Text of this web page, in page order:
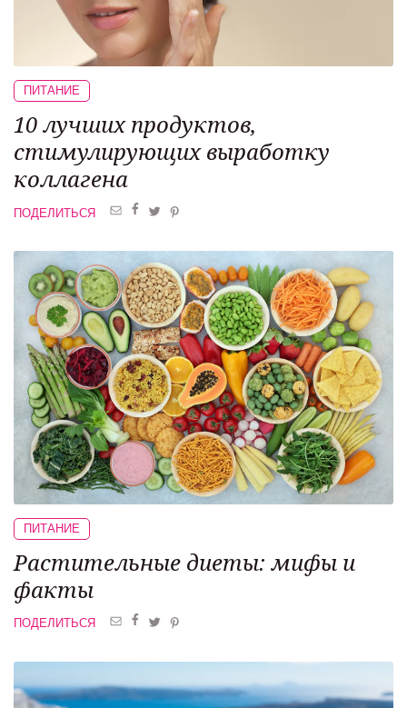
ПИТАНИЕ
10 лучших продуктов,
стимулирующих выработку
коллагена
ПОДЕЛИТЬСЯ
ПИТАНИЕ
Растительные диеты: мифы и
факты
ПОДЕЛИТЬСЯ